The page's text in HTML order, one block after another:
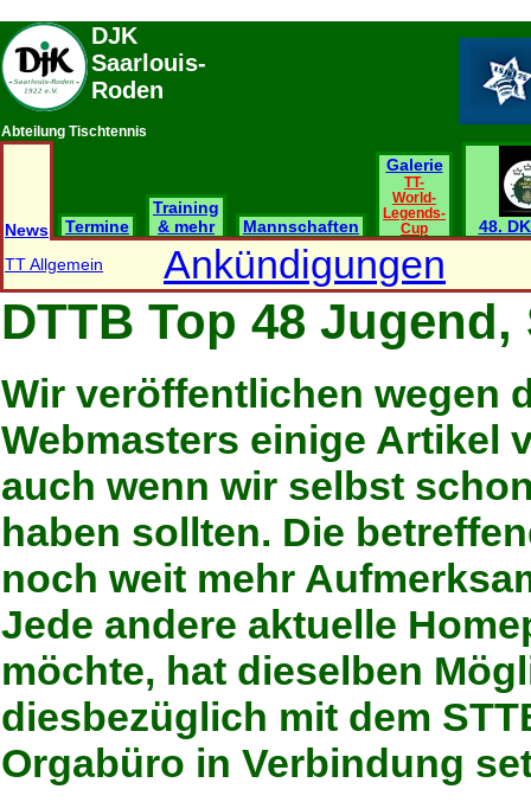
DJK
Saarlouis-
Roden
Abteilung Tischtennis
News Termine
Training
& mehr
Mannschaften
Galerie
TT-
World-
Legends-
Cup
48.
TT Allgemein
Ankündigungen
DTTB Top 48 Jugend,
Wir veröffentlichen wegen
Webmasters einige Artikel
auch wenn wir selbst
haben sollten. Die
noch weit mehr
Jede andere aktuelle
möchte, hat dieselben
diesbezüglich mit dem
Orgabüro in Verbindung